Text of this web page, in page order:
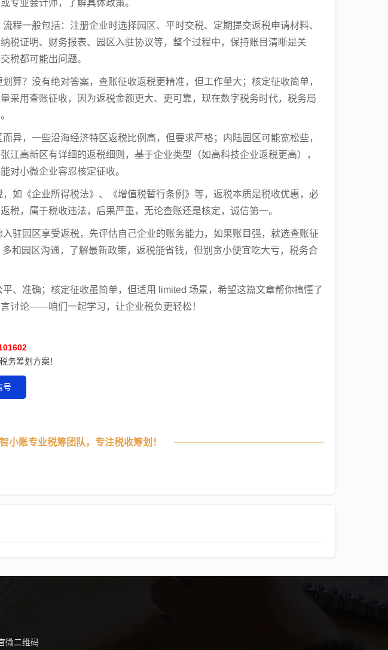
专业会计师，了解具体政策。
程一般包括：注册企业时选择园区、平时交税、定期提交返税申请材料、
税证明、财务报表、园区入驻协议等，整个过程中，保持账目清晰是关
税都可能出问题。
算？没有绝对答案，查账征收返税更精准，但工作量大；核定征收简单，
采用查账征收，因为返税金额更大、更可靠，现在数字税务时代，税务局
异，一些沿海经济特区返税比例高，但要求严格；内陆园区可能宽松些，
江高新区有详细的返税细则，基于企业类型（如高科技企业返税更高），
对小微企业容忍核定征收。
如《企业所得税法》、《增值税暂行条例》等，返税本质是税收优惠，必
税，属于税收违法，后果严重，无论查账还是核定，诚信第一。
驻园区享受返税，先评估自己企业的账务能力，如果账目强，就选查账征
和园区沟通，了解最新政策，返税能省钱，但别贪小便宜吃大亏，税务合
、准确；核定征收虽简单，但适用 limited 场景，希望这篇文章帮你搞懂了
讨论——咱们一起学习，让企业税负更轻松！
务筹划方案！
号
智小账专业税筹团队，专注税收筹划！
微二维码